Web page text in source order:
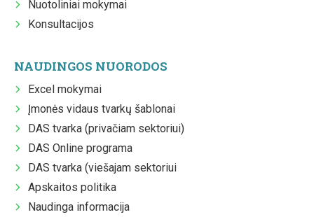
Nuotoliniai mokymai
Konsultacijos
NAUDINGOS NUORODOS
Excel mokymai
Įmonės vidaus tvarkų šablonai
DAS tvarka (privačiam sektoriui)
DAS Online programa
DAS tvarka (viešajam sektoriui
Apskaitos politika
Naudinga informacija